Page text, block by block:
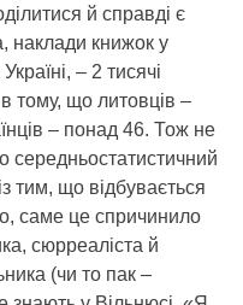
й справді є
наклади книжок у
– 2 тисячі
в тому, що литовців –
– понад 46. Тож не
середньостатистичний
тим, що відбувається
саме це спричинило
сюрреаліста й
(чи то пак –